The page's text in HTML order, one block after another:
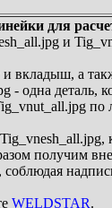
для
и
и вкладыш, а
- одна деталь,
получим
соблюдая
WELDSTAR.